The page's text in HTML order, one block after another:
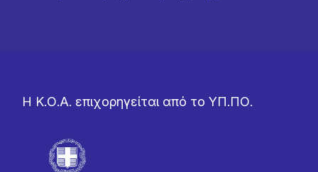
Η Κ.Ο.Α. επιχορηγείται από το ΥΠ.ΠΟ.